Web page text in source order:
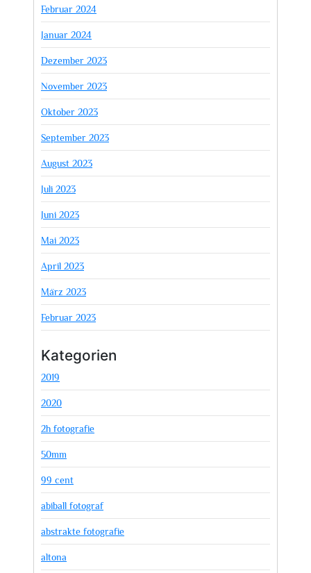
Februar 2024
Januar 2024
Dezember 2023
November 2023
Oktober 2023
September 2023
August 2023
Juli 2023
Juni 2023
Mai 2023
April 2023
März 2023
Februar 2023
Kategorien
2019
2020
2h fotografie
50mm
99 cent
abiball fotograf
abstrakte fotografie
altona